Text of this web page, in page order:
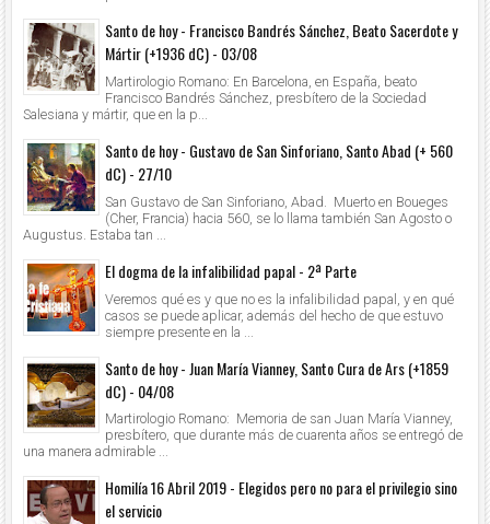
Santo de hoy - Francisco Bandrés Sánchez, Beato Sacerdote y
Mártir (+1936 dC) - 03/08
Martirologio Romano: En Barcelona, en España, beato
Francisco Bandrés Sánchez, presbítero de la Sociedad
Salesiana y mártir, que en la p...
Santo de hoy - Gustavo de San Sinforiano, Santo Abad (+ 560
dC) - 27/10
San Gustavo de San Sinforiano, Abad. Muerto en Boueges
(Cher, Francia) hacia 560, se lo llama también San Agosto o
Augustus. Estaba tan ...
El dogma de la infalibilidad papal - 2ª Parte
Veremos qué es y que no es la infalibilidad papal, y en qué
casos se puede aplicar, además del hecho de que estuvo
siempre presente en la ...
Santo de hoy - Juan María Vianney, Santo Cura de Ars (+1859
dC) - 04/08
Martirologio Romano: Memoria de san Juan María Vianney,
presbítero, que durante más de cuarenta años se entregó de
una manera admirable ...
Homilía 16 Abril 2019 - Elegidos pero no para el privilegio sino
el servicio